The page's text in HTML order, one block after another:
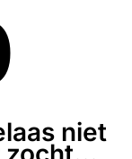
niet